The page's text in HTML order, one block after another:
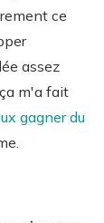
ce
assez
m'a fait
gagner du